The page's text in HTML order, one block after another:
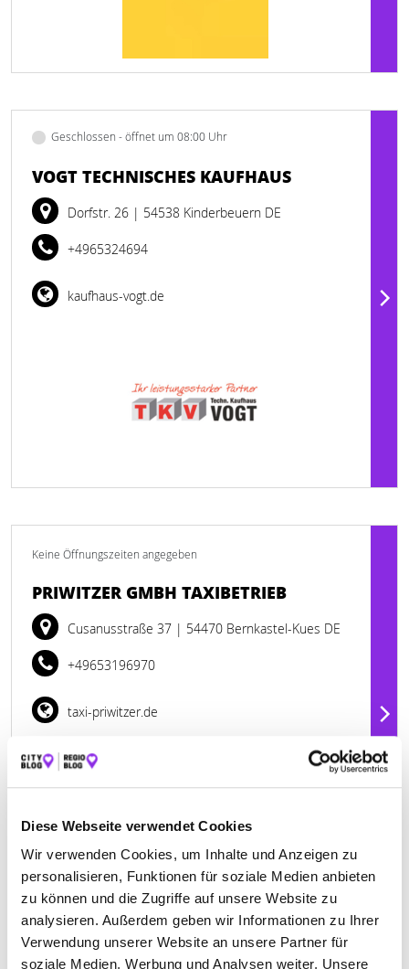
Diese Webseite verwendet Cookies
Wir verwenden Cookies, um Inhalte und Anzeigen zu
personalisieren, Funktionen für soziale Medien anbieten
zu können und die Zugriffe auf unsere Website zu
analysieren. Außerdem geben wir Informationen zu Ihrer
Verwendung unserer Website an unsere Partner für
soziale Medien, Werbung und Analysen weiter. Unsere
Geschlossen - öffnet um 08:00 Uhr
VOGT TECHNISCHES KAUFHAUS
Dorfstr. 26 | 54538 Kinderbeuern DE
+4965324694
kaufhaus-vogt.de
Keine Öffnungszeiten angegeben
PRIWITZER GMBH TAXIBETRIEB
Cusanusstraße 37 | 54470 Bernkastel-Kues DE
+49653196970
taxi-priwitzer.de